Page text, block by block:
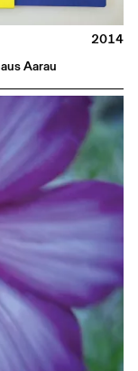
Aarau
2014